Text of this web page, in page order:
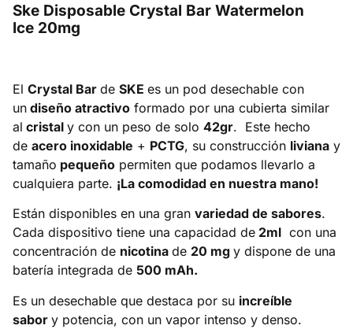
Ske Disposable Crystal Bar Watermelon
Ice 20mg
El Crystal Bar de SKE es un pod desechable con
un diseño atractivo formado por una cubierta similar
al cristal y con un peso de solo 42gr. Este hecho
de acero inoxidable + PCTG, su construcción liviana y
tamaño pequeño permiten que podamos llevarlo a
cualquiera parte. ¡La comodidad en nuestra mano!
Están disponibles en una gran variedad de sabores.
Cada dispositivo tiene una capacidad de 2ml con una
concentración de nicotina de 20 mg y dispone de una
batería integrada de 500 mAh.
Es un desechable que destaca por su increíble
sabor y potencia, con un vapor intenso y denso.